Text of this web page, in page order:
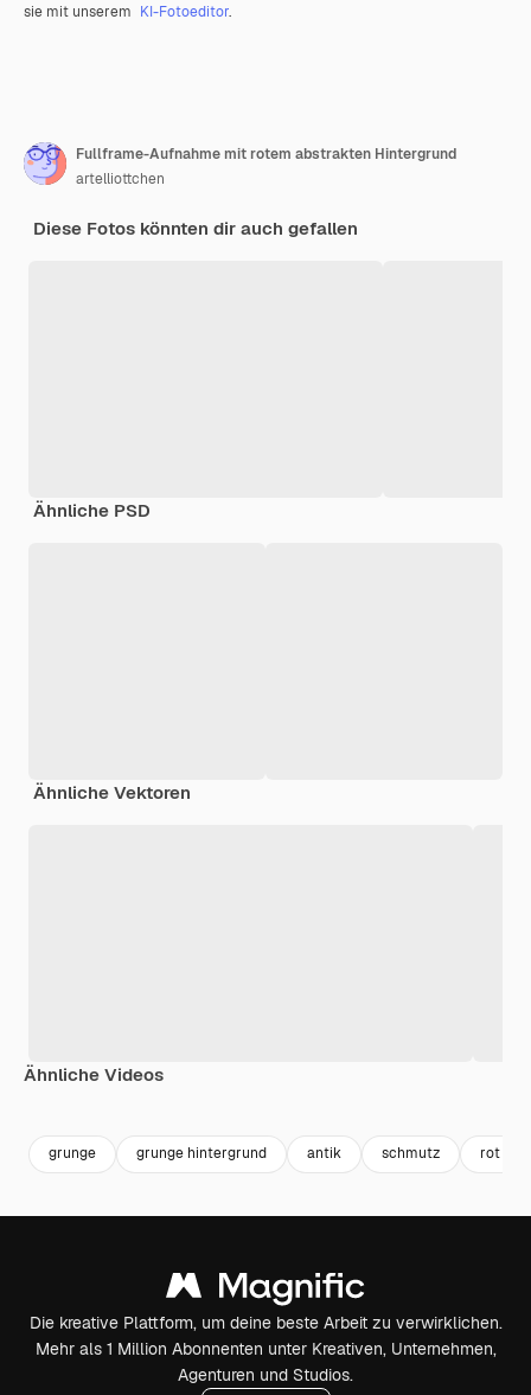
sie mit unserem KI-Fotoeditor.
Fullframe-Aufnahme mit rotem abstrakten Hintergrund
artelliottchen
Diese Fotos könnten dir auch gefallen
Ähnliche PSD
Ähnliche Vektoren
Ähnliche Videos
grunge grunge hintergrund antik schmutz rot
Die kreative Plattform, um deine beste Arbeit zu verwirklichen.
Mehr als 1 Million Abonnenten unter Kreativen, Unternehmen,
Agenturen und Studios.